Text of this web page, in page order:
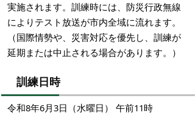
実施されます。訓練時には、防災行政無線
によりテスト放送が市内全域に流れます。
（国際情勢や、災害対応を優先し、訓練が
延期または中止される場合があります。）
訓練日時
令和8年6月3日（水曜日） 午前11時